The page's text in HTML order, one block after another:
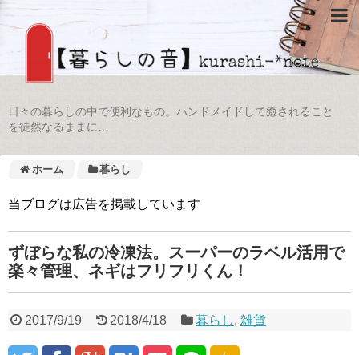
日々の暮らしの中で便利なもの。ハンドメイドして癒されること
を徒然なるままに…
ホーム 暮らし
当ブログは広告を掲載しています
ずぼらな私の冷凍法。スーパーのラベル活用で
楽々管理、ネギはフリフリくん！
2017/9/19 2018/4/18 暮らし,雑貨